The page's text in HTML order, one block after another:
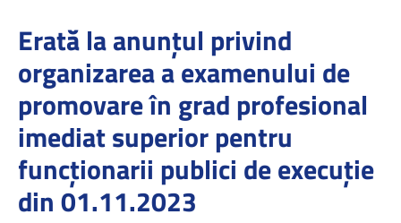
Erată la anunțul privind
organizarea a examenului de
promovare în grad profesional
imediat superior pentru
funcţionarii publici de execuţie
din 01.11.2023